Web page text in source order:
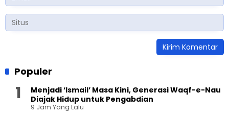
Populer
Menjadi ‘Ismail’ Masa Kini, Generasi Waqf-e-Nau
Diajak Hidup untuk Pengabdian
9 Jam Yang Lalu